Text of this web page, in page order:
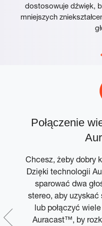
dostosowuje dźwięk,
mniejszych
Połączenie
Chcesz, żeby dobry
Dzięki technologii
sparować dwa
stereo, aby
lub połączyć
Auracast™, by